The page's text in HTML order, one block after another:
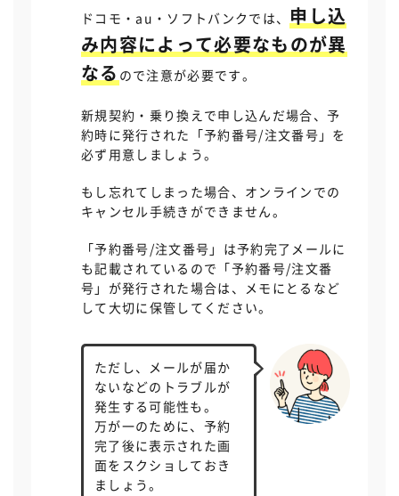
ドコモ・au・ソフトバンクでは、 申し込
み内容によって必要なものが異
なる ので注意が必要です。
新規契約・乗り換えで申し込んだ場合、予
約時に発行された「予約番号/注文番号」を
必ず用意しましょう。
もし忘れてしまった場合、オンラインでの
キャンセル手続きができません。
「予約番号/注文番号」は予約完了メールに
も記載されているので「予約番号/注文番
号」が発行された場合は、メモにとるなど
して大切に保管してください。
ただし、メールが届か
ないなどのトラブルが
発生する可能性も。
万が一のために、予約
完了後に表示された画
面をスクショしておき
ましょう。